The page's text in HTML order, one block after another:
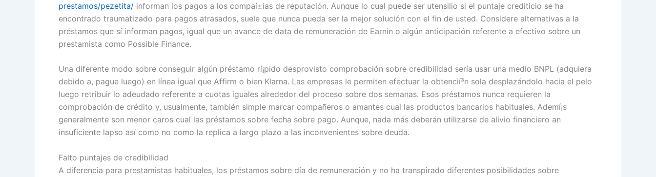
prestamos/pezetita/ informan los pagos a los compaí±ias de reputación. Aunque lo cual puede ser utensilio si el puntaje crediticio se ha
encontrado traumatizado para pagos atrasados, suele que nunca pueda ser la mejor solución con el fin de usted. Considere alternativas a la
préstamos que sí informan pagos, igual que un avance de data de remuneración de Earnin o algún anticipación referente a efectivo sobre un
prestamista como Possible Finance.
Una diferente modo sobre conseguir algún préstamo rí¡pido desprovisto comprobación sobre credibilidad serí­a usar una medio BNPL (adquiera
debido a, pague luego) en línea igual que Affirm o bien Klarna. Las empresas le permiten efectuar la obtencií³n sola desplazándolo hacia el pelo
luego retribuir lo adeudado referente a cuotas iguales alrededor del proceso sobre dos semanas. Esos préstamos nunca requieren la
comprobación de crédito y, usualmente, también simple marcar compañeros o amantes cual las productos bancarios habituales. Ademí¡s
generalmente son menor caros cual las préstamos sobre fecha sobre pago. Aunque, nada más deberán utilizarse de alivio financiero an
insuficiente lapso así­ como no como la replica a largo plazo a las inconvenientes sobre deuda.
Falto puntajes de credibilidad
A diferencia para prestamistas habituales, los préstamos sobre día de remuneración y no ha transpirado diferentes posibilidades sobre